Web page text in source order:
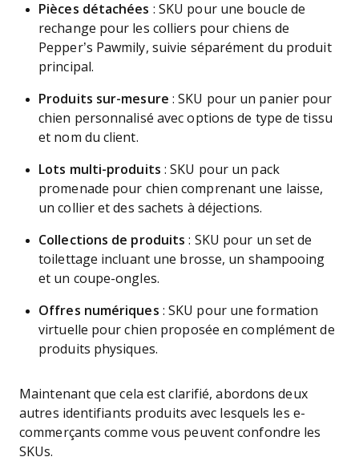
Pièces détachées : SKU pour une boucle de
rechange pour les colliers pour chiens de
Pepper’s Pawmily, suivie séparément du produit
principal.
Produits sur-mesure : SKU pour un panier pour
chien personnalisé avec options de type de tissu
et nom du client.
Lots multi-produits : SKU pour un pack
promenade pour chien comprenant une laisse,
un collier et des sachets à déjections.
Collections de produits : SKU pour un set de
toilettage incluant une brosse, un shampooing
et un coupe-ongles.
Offres numériques : SKU pour une formation
virtuelle pour chien proposée en complément de
produits physiques.
Maintenant que cela est clarifié, abordons deux
autres identifiants produits avec lesquels les e-
commerçants comme vous peuvent confondre les
SKUs.